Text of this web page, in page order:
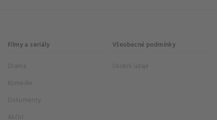
Filmy a seriály
Drama
Komedie
Dokumenty
Akční
Všeobecné podmínky
Osobní údaje